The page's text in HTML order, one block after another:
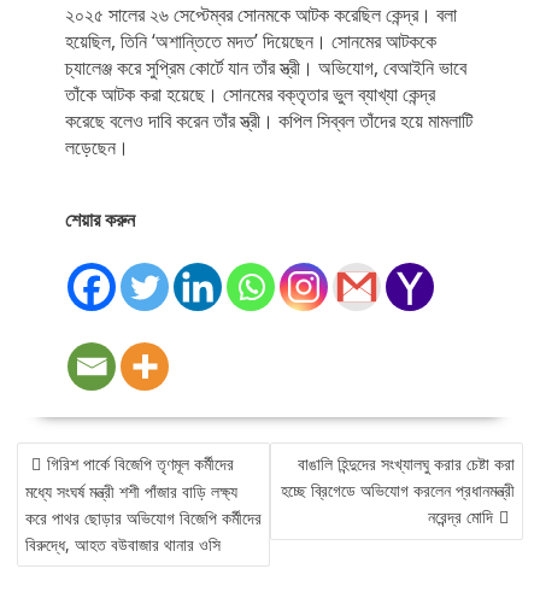
২০২৫ সালের ২৬ সেপ্টেম্বর সোনমকে আটক করেছিল কেন্দ্র। বলা
হয়েছিল, তিনি ‘অশান্তিতে মদত’ দিয়েছেন। সোনমের আটককে
চ্যালেঞ্জ করে সুপ্রিম কোর্টে যান তাঁর স্ত্রী। অভিযোগ, বেআইনি ভাবে
তাঁকে আটক করা হয়েছে। সোনমের বক্তৃতার ভুল ব্যাখ্যা কেন্দ্র
করেছে বলেও দাবি করেন তাঁর স্ত্রী। কপিল সিব্বল তাঁদের হয়ে মামলাটি
লড়েছেন।
শেয়ার করুন
POST
NAVIGATION
গিরিশ পার্কে বিজেপি তৃণমূল কর্মীদের
মধ্যে সংঘর্ষ মন্ত্রী শশী পাঁজার বাড়ি লক্ষ্য
করে পাথর ছোড়ার অভিযোগ বিজেপি কর্মীদের
বিরুদ্ধে, আহত বউবাজার থানার ওসি
বাঙালি হিন্দুদের সংখ্যালঘু করার চেষ্টা করা
হচ্ছে ব্রিগেডে অভিযোগ করলেন প্রধানমন্ত্রী
নরেন্দ্র মোদি